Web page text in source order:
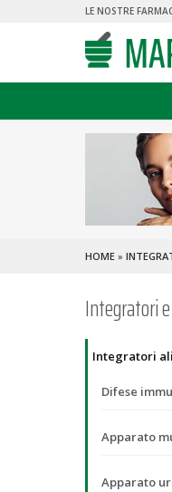
LE NOSTRE
HOME»
Integratori
Integratori
Difese
Apparato
Apparato
APPARATO DIGERENTE